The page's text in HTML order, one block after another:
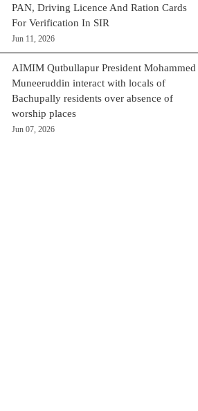
PAN, Driving Licence And Ration Cards
For Verification In SIR
Jun 11, 2026
AIMIM Qutbullapur President Mohammed
Muneeruddin interact with locals of
Bachupally residents over absence of
worship places
Jun 07, 2026